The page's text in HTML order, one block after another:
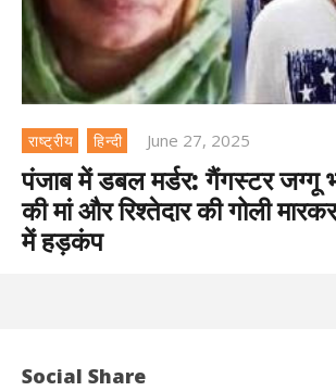
राष्ट्रीय हिन्दी June 27, 2025
पंजाब में डबल मर्डर: गैंगस्टर जग्गू
की मां और रिश्तेदार की गोली
में हड़कंप
Social Share